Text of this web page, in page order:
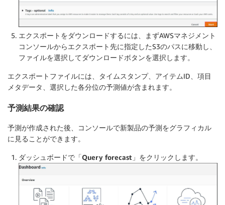
エクスポートをダウンロードするには、まずAWSマネジメント
コンソールからエクスポート先に指定したS3のパスに移動し、
ファイルを選択してダウンロードボタンを選択します。
エクスポートファイルには、タイムスタンプ、アイテムID、項目
メタデータ、選択した各分位の予測値が含まれます。
予測結果の確認
予測が作成された後、コンソールで新製品の予測をグラフィカル
に見ることができます。
ダッシュボードで 「Query forecast」 をクリックします。